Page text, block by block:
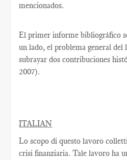
mencionados.
El primer informe bibliográfico
un lado, el problema general
subrayar dos contribuciones
2007).
ITALIAN
Lo scopo di questo lavoro
crisi finanziaria. Tale lavoro ha